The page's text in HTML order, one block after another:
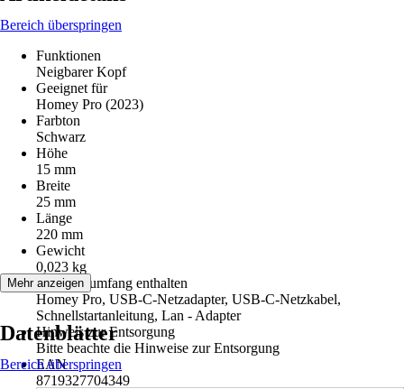
Bereich überspringen
Funktionen
Neigbarer Kopf
Geeignet für
Homey Pro (2023)
Farbton
Schwarz
Höhe
15 mm
Breite
25 mm
Länge
220 mm
Gewicht
0,023 kg
Im Lieferumfang enthalten
Homey Pro, USB-C-Netzadapter, USB-C-Netzkabel,
Schnellstartanleitung, Lan - Adapter
Hinweis zur Entsorgung
Bitte beachte die Hinweise zur Entsorgung
EAN
8719327704349
Mehr anzeigen
Datenblätter
Bereich überspringen